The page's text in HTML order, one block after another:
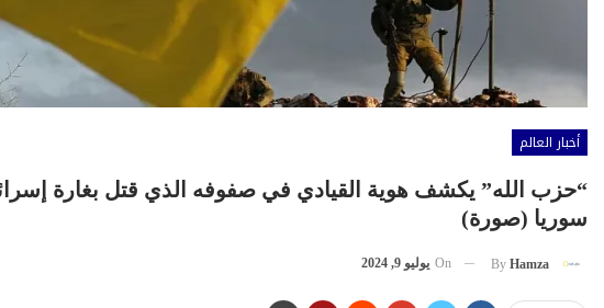
أخبار العالم
“حزب الله” يكشف هوية القيادي في صفوفه الذي قتل بغارة
سوريا (صورة)
By Hamza
On يوليو 9, 2024